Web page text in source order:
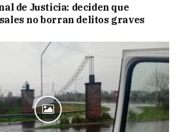
de Justicia: deciden que
no borran delitos graves